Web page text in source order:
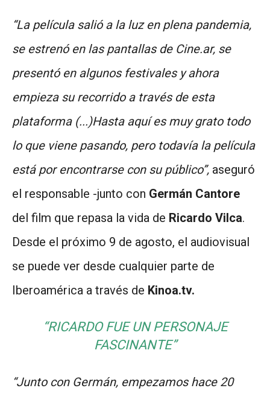
“La película salió a la luz en plena pandemia,
se estrenó en las pantallas de Cine.ar, se
presentó en algunos festivales y ahora
empieza su recorrido a través de esta
plataforma (...)Hasta aquí es muy grato todo
lo que viene pasando, pero todavía la película
está por encontrarse con su público”, aseguró
el responsable -junto con Germán Cantore
del film que repasa la vida de Ricardo Vilca.
Desde el próximo 9 de agosto, el audiovisual
se puede ver desde cualquier parte de
Iberoamérica a través de Kinoa.tv.
“RICARDO FUE UN PERSONAJE
FASCINANTE”
“Junto con Germán, empezamos hace 20